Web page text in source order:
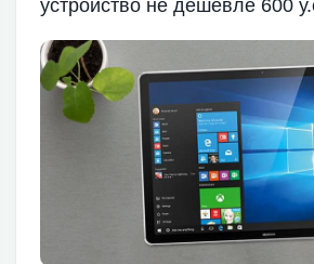
устройство не дешевле 600